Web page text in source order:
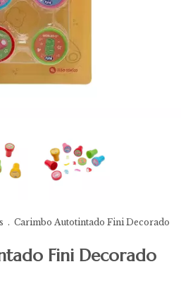
. Carimbo Autotintado Fini Decorado
Fini Decorado